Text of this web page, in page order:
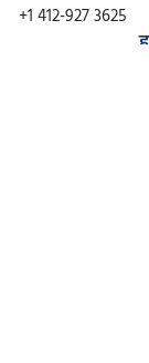
+1 412-927 3625